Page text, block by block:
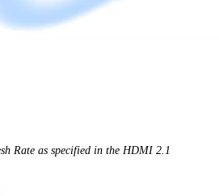
Rate as specified in the HDMI 2.1